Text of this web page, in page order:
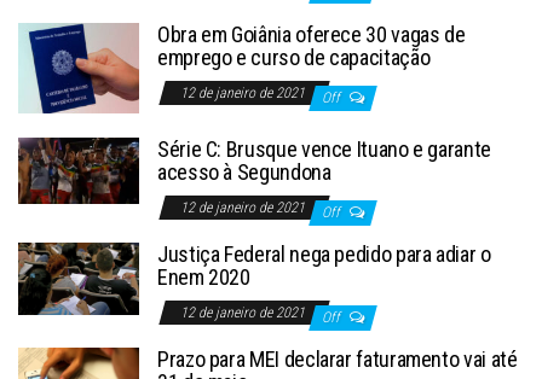
Obra em Goiânia oferece 30 vagas de
emprego e curso de capacitação
12 de janeiro de 2021 Off
Série C: Brusque vence Ituano e garante
acesso à Segundona
12 de janeiro de 2021 Off
Justiça Federal nega pedido para adiar o
Enem 2020
12 de janeiro de 2021 Off
Prazo para MEI declarar faturamento vai até